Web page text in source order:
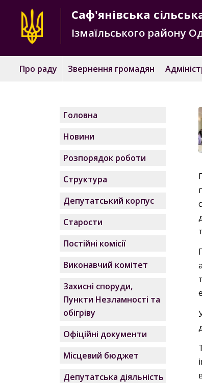
Саф'янівська
Ізмаїльського району
Про раду Звернення громадян
Головна
Новини
Розпорядок роботи
Структура
Депутатський корпус
Старости
Постійні комісії
Виконавчий комітет
Захисні споруди,
Пункти Незламності та
обігріву
Офіційні документи
Місцевий бюджет
Депутатська діяльність